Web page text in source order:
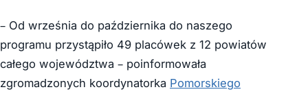
– Od września do października do naszego
programu przystąpiło 49 placówek z 12 powiatów
całego województwa – poinformowała
zgromadzonych koordynatorka Pomorskiego